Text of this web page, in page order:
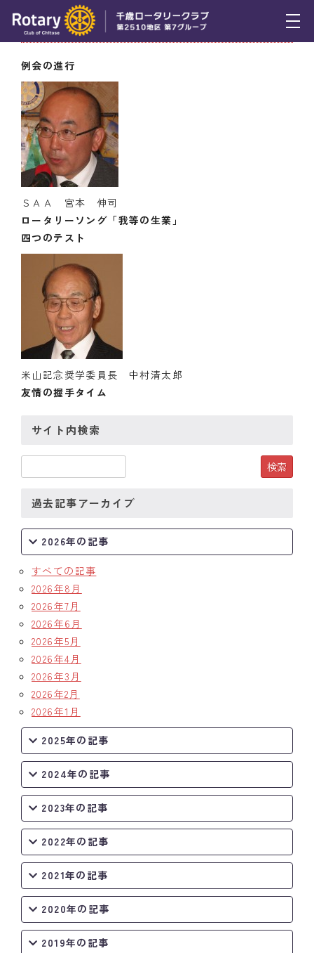
トピックス
例会報告
活動報告
理事会報告
スケジュール
年間プログラム
組織図
クラブのあゆみ
クラブの歴史
歴代会長・幹事
案内
リンク集
情報公開
入会のご案内
6月10日（木） 例会の模様
例会の進行
ＳＡＡ 宮本 伸司
ロータリーソング「我等の生業」
四つのテスト
米山記念奨学委員長 中村清太郎
友情の握手タイム
サイト内検索
過去記事アーカイブ
2026年の記事
すべての記事
2026年8月
2026年7月
2026年6月
2026年5月
2026年4月
2026年3月
2026年2月
2026年1月
2025年の記事
2024年の記事
2023年の記事
2022年の記事
2021年の記事
2020年の記事
2019年の記事